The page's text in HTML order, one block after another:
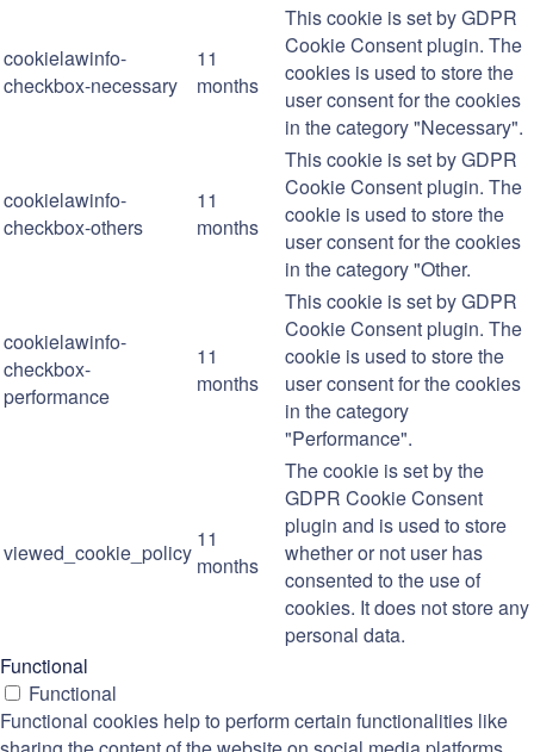
cookielawinfo-
checkbox-necessary
11
months
This cookie is set by GDPR
Cookie Consent plugin. The
cookies is used to store the
user consent for the cookies
in the category "Necessary".
cookielawinfo-
checkbox-others
11
months
This cookie is set by GDPR
Cookie Consent plugin. The
cookie is used to store the
user consent for the cookies
in the category "Other.
cookielawinfo-
checkbox-
performance
11
months
This cookie is set by GDPR
Cookie Consent plugin. The
cookie is used to store the
user consent for the cookies
in the category
"Performance".
viewed_cookie_policy
11
months
The cookie is set by the
GDPR Cookie Consent
plugin and is used to store
whether or not user has
consented to the use of
cookies. It does not store any
personal data.
Functional
Functional
Functional cookies help to perform certain functionalities like